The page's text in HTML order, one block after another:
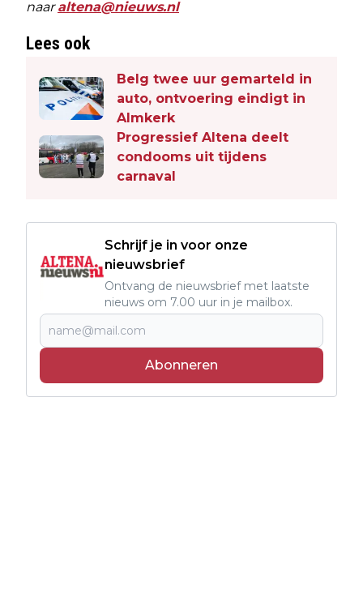
naaraltena@nieuws.nl
Lees ook
Belg twee uur gemarteld in
auto, ontvoering eindigt in
Almkerk
Progressief Altena deelt
condooms uit tijdens
carnaval
Schrijf je in voor onze
nieuwsbrief
Ontvang de nieuwsbrief met laatste
nieuws om 7.00 uur in je mailbox.
Abonneren